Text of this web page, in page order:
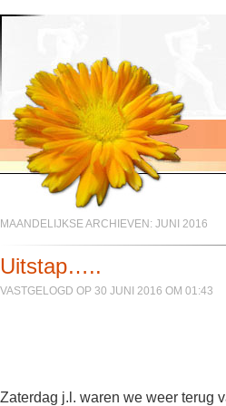
MAANDELIJKSE ARCHIEVEN: JUNI 2016
Uitstap…..
VASTGELOGD OP 30 JUNI 2016 OM 01:43
Zaterdag j.l. waren we weer terug